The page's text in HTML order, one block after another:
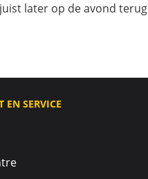
later op de avond
EN SERVICE